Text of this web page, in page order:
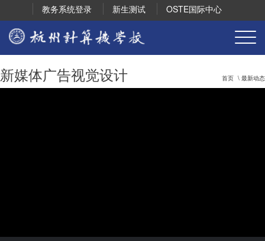
教务系统登录 新生测试 OSTE国际中心
新媒体广告视觉设计 首页 \ 最新动态